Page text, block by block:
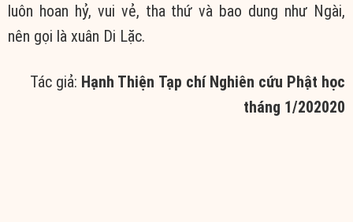
luôn hoan hỷ, vui vẻ, tha thứ và bao dung như Ngài,
nên gọi là xuân Di Lặc.
Tác giả: Hạnh Thiện Tạp chí Nghiên cứu Phật học
tháng 1/202020